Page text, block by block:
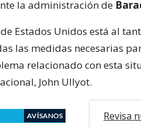
la administración de
Estados Unidos está al
las medidas necesarias
relacionado con esta
John Ullyot.
AVÍSANOS Revisa